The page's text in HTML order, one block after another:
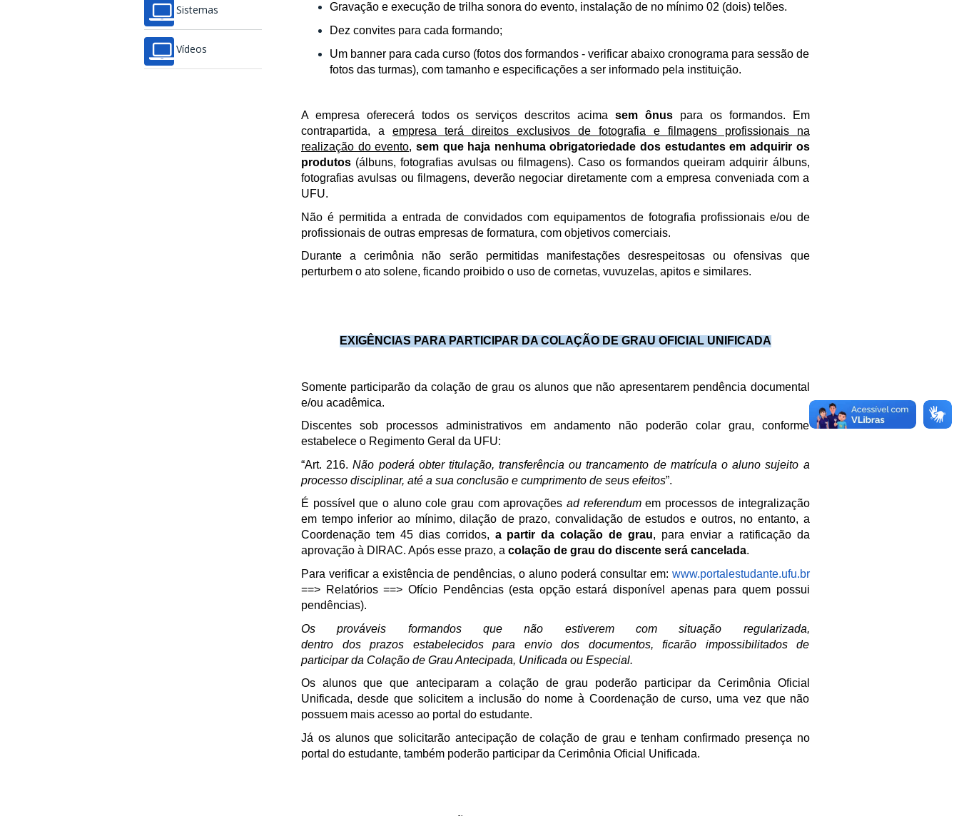
Sistemas
Vídeos
Gravação e execução de trilha sonora do evento, instalação de no mínimo 02 (dois) telões.
Dez convites para cada formando;
Um banner para cada curso (fotos dos formandos - verificar abaixo cronograma para sessão de
fotos das turmas), com tamanho e especificações a ser informado pela instituição.
A empresa oferecerá todos os serviços descritos acimasem ônuspara os formandos. Em
contrapartida, a empresa terá direitos exclusivos de fotografia e filmagens profissionais na
realização do evento, sem que haja nenhuma obrigatoriedade dos estudantes em adquirir os
produtos (álbuns, fotografias avulsas ou filmagens). Caso os formandos queiram adquirir álbuns,
fotografias avulsas ou filmagens, deverão negociar diretamente com a empresa conveniada com a
UFU.
Não é permitida a entrada de convidados com equipamentos de fotografia profissionais e/ou de
profissionais de outras empresas de formatura, com objetivos comerciais.
Durante a cerimônia não serão permitidas manifestações desrespeitosas ou ofensivas que
perturbem o ato solene, ficando proibido o uso de cornetas, vuvuzelas, apitos e similares.
EXIGÊNCIAS PARA PARTICIPAR DA COLAÇÃO DE GRAU OFICIAL UNIFICADA
Somente participarão da colação de grau os alunos que não apresentarem pendência documental
e/ou acadêmica.
Discentes sob processos administrativos em andamento não poderão colar grau, conforme
estabelece o Regimento Geral da UFU:
“Art. 216.Não poderá obter titulação, transferência ou trancamento de matrícula o aluno sujeito a
processo disciplinar, até a sua conclusão e cumprimento de seus efeitos”.
É possível que o aluno cole grau com aprovaçõesad referendumem processos de integralização
em tempo inferior ao mínimo, dilação de prazo, convalidação de estudos e outros, no entanto, a
Coordenação tem 45 dias corridos, a partir da colação de grau, para enviar a ratificação da
aprovação à DIRAC. Após esse prazo, a colação de grau do discente será cancelada.
Para verificar a existência de pendências, o aluno poderá consultar em: www.portalestudante.ufu.br
==> Relatórios ==> Ofício Pendências (esta opção estará disponível apenas para quem possui
pendências).
Os prováveis formandos que não estiverem com situação regularizada,
dentro dos prazos estabelecidos para envio dos documentos, ficarão impossibilitados de
participar da Colação de Grau Antecipada, Unificada ou Especial.
Os alunos que que anteciparam a colação de grau poderão participar da Cerimônia Oficial
Unificada, desde que solicitem a inclusão do nome à Coordenação de curso, uma vez que não
possuem mais acesso ao portal do estudante.
Já os alunos que solicitarão antecipação de colação de grau e tenham confirmado presença no
portal do estudante, também poderão participar da Cerimônia Oficial Unificada.